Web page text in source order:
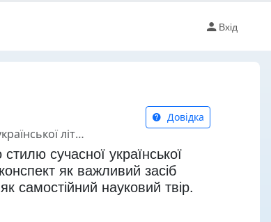
Вхід
науковий твір. Вимоги до наукової статті
Довідка
сучасної української
як важливий засіб
самостійний науковий твір.